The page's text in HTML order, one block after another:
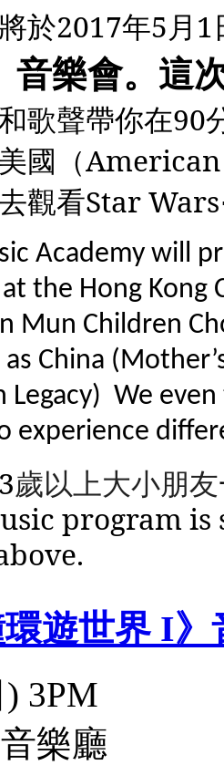
於2017年5月 1
音樂會。這
歌聲帶你在90
國（
觀看Star Wars
Academy will
the Hong Kong
Mun Children
China
Legacy) We
experience
3歲以上大小朋友
program
環遊世界 I
3PM
樂廳